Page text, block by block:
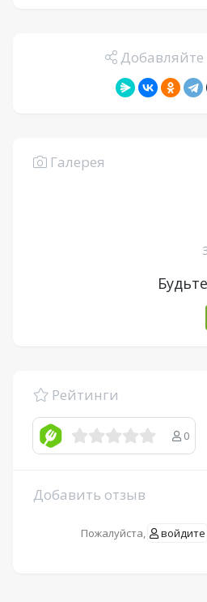
Добавляйте
Галерея
Рейтинги
0
Добавить отзыв
Пожалуйста, войдите